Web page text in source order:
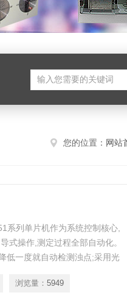
您的位置： 网站
系列单片机作为系统控制核心,
式操作,测定过程全部自动化。
低一度就自动检测浊点;采用光
等。并配置触摸智能屏和带有
浏览量： 5949